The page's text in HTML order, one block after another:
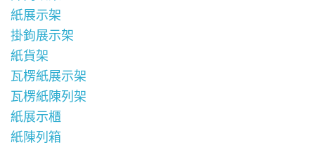
紙展示架
掛鉤展示架
紙貨架
瓦楞紙展示架
瓦楞紙陳列架
紙展示櫃
紙陳列箱